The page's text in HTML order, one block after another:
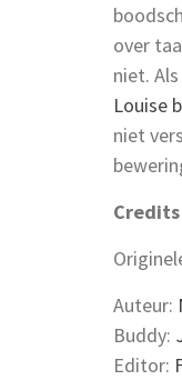
over
niet.
Louise
niet
Credits
Auteur:
Buddy:
Editor: